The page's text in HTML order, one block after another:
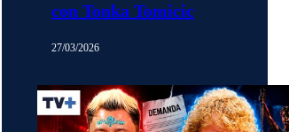
con Tonka Tomicic
27/03/2026